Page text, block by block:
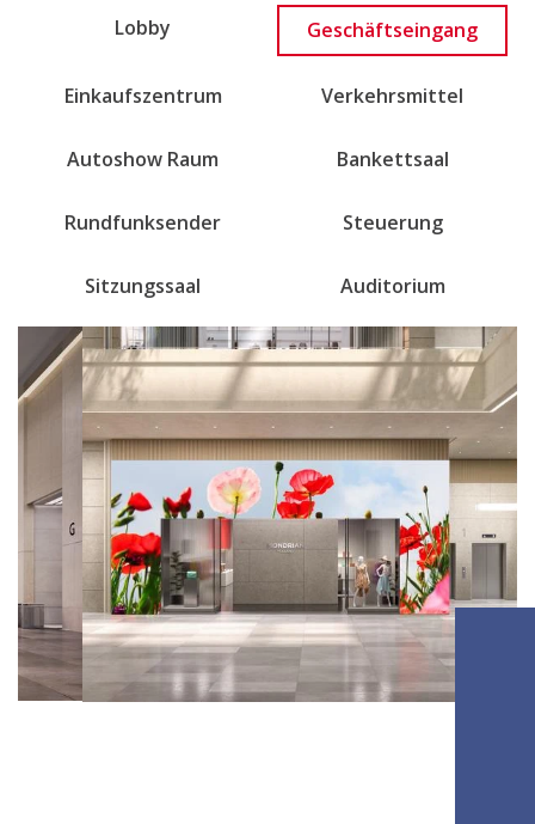
Lobby Geschäftseingang
Einkaufszentrum Verkehrsmittel
Autoshow Raum Bankettsaal
Rundfunksender Steuerung
Sitzungssaal Auditorium